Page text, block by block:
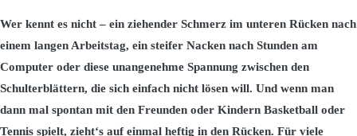
Wer kennt es nicht – ein ziehender Schmerz im unteren Rücken nach
einem langen Arbeitstag, ein steifer Nacken nach Stunden am
Computer oder diese unangenehme Spannung zwischen den
Schulterblättern, die sich einfach nicht lösen will. Und wenn man
dann mal spontan mit den Freunden oder Kindern Basketball oder
Tennis spielt, zieht‘s auf einmal heftig in den Rücken. Für viele